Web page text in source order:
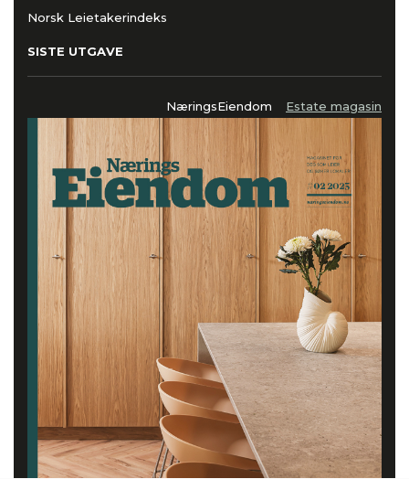
Norsk Leietakerindeks
SISTE UTGAVE
NæringsEiendom Estate magasin